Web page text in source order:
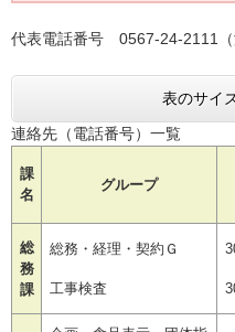
代表電話番号 0567-24-2111（
表のサイ
連絡先（電話番号）一覧
課
名
グループ
総
務
課
総務・経理・契約Ｇ
工事検査